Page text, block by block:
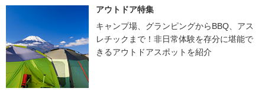
アウトドア特集
キャンプ場、グランピングからBBQ、アス
レチックまで！非日常体験を存分に堪能で
きるアウトドアスポットを紹介